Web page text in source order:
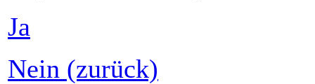
Ja
Nein (zurück)